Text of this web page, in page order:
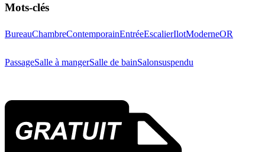
PVN-
Mots-clés
BureauChambreContemporainEntréeEscalierIlotModerneOR
PassageSalle à mangerSalle de bainSalonsuspendu